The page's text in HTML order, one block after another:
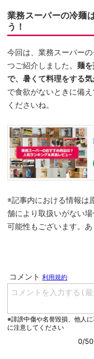
業務スーパーの冷麺
う！
今回は、業務スーパー
つご紹介しました。 麺
で、暑くて料理をする
で食欲がないときに備
くださいね。
※記事内における情報は
舗により取扱いがない
可能性もございます。あ